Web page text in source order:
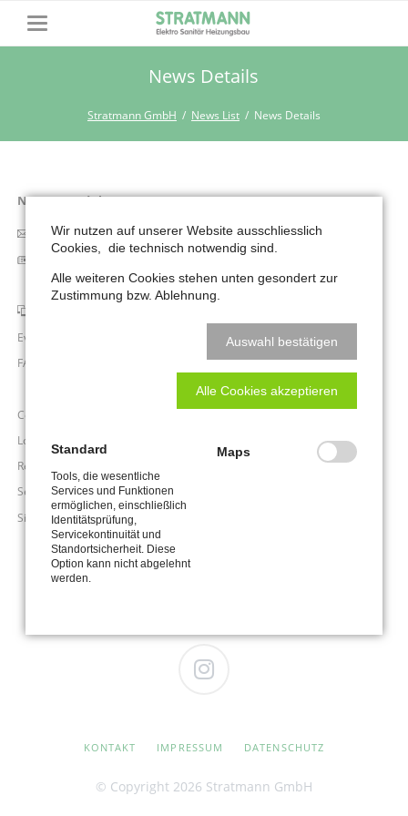
News Details
Stratmann GmbH News List News Details
Navigation
News & Modules
Newsletter
News Boxed
Events & Dates
FAQ
Contact Form
Login
Register
Search
Sitemap
NAVIGATION
KONTAKT IMPRESSUM DATENSCHUTZ
© Copyright 2026 Stratmann GmbH
Wir nutzen auf unserer Website ausschliesslich
Cookies, die technisch notwendig sind.
Alle weiteren Cookies stehen unten gesondert zur
Zustimmung bzw. Ablehnung.
Auswahl bestätigen
Alle Cookies akzeptieren
Standard
Tools, die wesentliche
Services und Funktionen
ermöglichen, einschließlich
Identitätsprüfung,
Servicekontinuität und
Standortsicherheit. Diese
Option kann nicht abgelehnt
werden.
Maps